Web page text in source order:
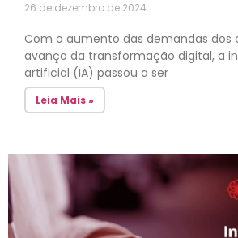
26 de dezembro de 2024
Com o aumento das demandas dos
avanço da transformação digital, a
artificial (IA) passou a ser
Leia Mais »